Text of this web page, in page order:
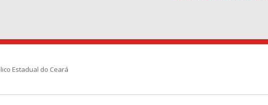
Estadual do Ceará